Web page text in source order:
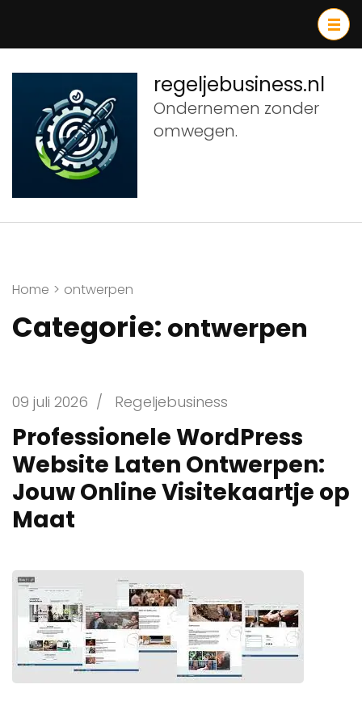
inhoud
(druk
Enter)
regeljebusiness.nl
Ondernemen zonder
omwegen.
Home > ontwerpen
Categorie: ontwerpen
09 juli 2026 / Regeljebusiness
Professionele WordPress
Website Laten Ontwerpen:
Jouw Online Visitekaartje op
Maat